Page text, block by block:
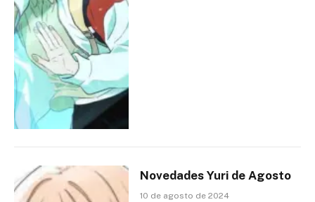
Novedades Yuri de Agosto
10 de agosto de 2024